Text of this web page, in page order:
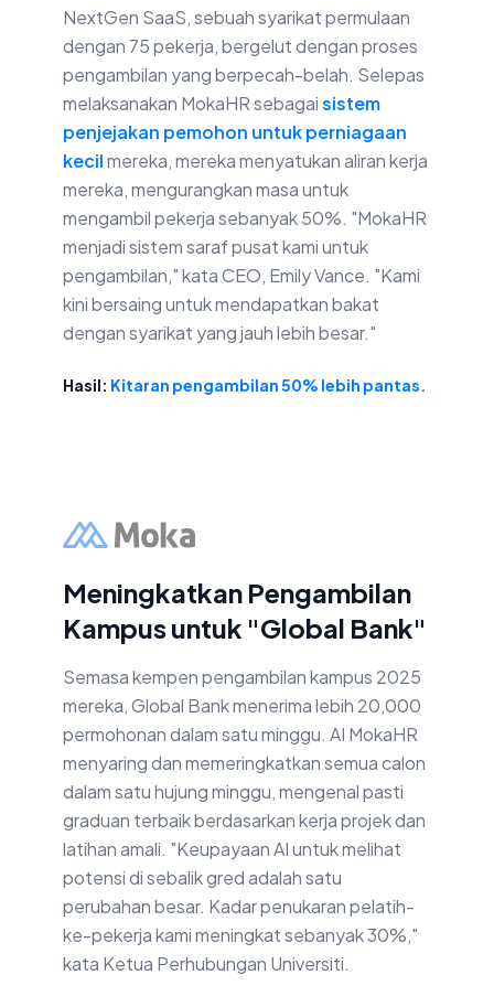
NextGen SaaS, sebuah syarikat permulaan
dengan 75 pekerja, bergelut dengan proses
pengambilan yang berpecah-belah. Selepas
melaksanakan MokaHR sebagaisistem
penjejakan pemohon untuk perniagaan
kecilmereka, mereka menyatukan aliran kerja
mereka, mengurangkan masa untuk
mengambil pekerja sebanyak 50%. "MokaHR
menjadi sistem saraf pusat kami untuk
pengambilan," kata CEO, Emily Vance. "Kami
kini bersaing untuk mendapatkan bakat
dengan syarikat yang jauh lebih besar."
Hasil: Kitaran pengambilan 50% lebih pantas.
Meningkatkan Pengambilan
Kampus untuk "Global Bank"
Semasa kempen pengambilan kampus 2025
mereka, Global Bank menerima lebih 20,000
permohonan dalam satu minggu. AI MokaHR
menyaring dan memeringkatkan semua calon
dalam satu hujung minggu, mengenal pasti
graduan terbaik berdasarkan kerja projek dan
latihan amali. "Keupayaan AI untuk melihat
potensi di sebalik gred adalah satu
perubahan besar. Kadar penukaran pelatih-
ke-pekerja kami meningkat sebanyak 30%,"
kata Ketua Perhubungan Universiti.